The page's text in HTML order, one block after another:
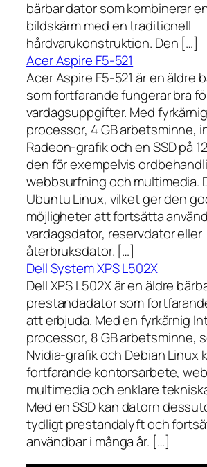
bärbar dator som kombinerar
bildskärm med en traditionell
hårdvarukonstruktion. Den […]
Acer Aspire F5-521
Acer Aspire F5-521 är en äldre
som fortfarande fungerar bra
vardagsuppgifter. Med
processor, 4 GB arbetsminne,
Radeon-grafik och en SSD på
den för exempelvis
webbsurfning och multimedia.
Ubuntu Linux, vilket ger den
möjligheter att fortsätta
vardagsdator, reservdator eller
återbruksdator. […]
Dell System XPS L502X
Dell XPS L502X är en äldre
prestandadator som
att erbjuda. Med en fyrkärnig
processor, 8 GB arbetsminne,
Nvidia-grafik och Debian Linux
fortfarande kontorsarbete,
multimedia och enklare
Med en SSD kan datorn
tydligt prestandalyft och
användbar i många år. […]